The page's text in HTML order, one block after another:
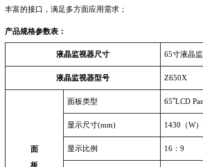
丰富的接口，满足多方面应用需求；
产品规格参数表：
液晶监视器尺寸 65寸液晶
液晶监视器型号 Z650X
面
板
面板类型 65”LCD
显示尺寸(mm) 1430 （W）
显示比例 16： 9